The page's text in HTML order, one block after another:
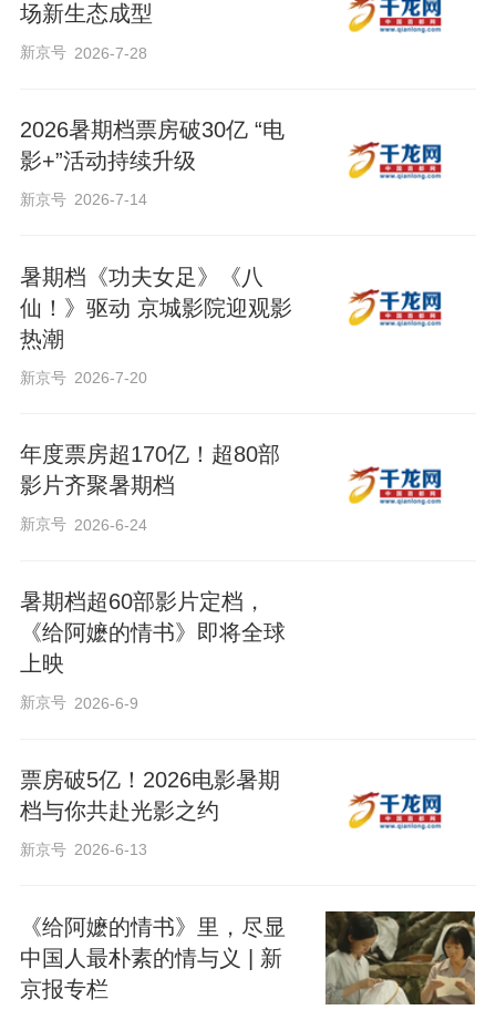
场新生态成型
新京号 2026-7-28
2026暑期档票房破30亿 “电
影+”活动持续升级
新京号 2026-7-14
暑期档《功夫女足》《八
仙！》驱动 京城影院迎观影
热潮
新京号 2026-7-20
年度票房超170亿！超80部
影片齐聚暑期档
新京号 2026-6-24
暑期档超60部影片‌定档，
《给阿嬷的情书》即将全球
上映
新京号 2026-6-9
票房破5亿！2026电影暑期
档与你共赴光影之约
新京号 2026-6-13
《给阿嬷的情书》里，尽显
中国人最朴素的情与义 | 新
京报专栏